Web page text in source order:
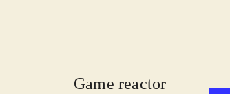
Game reactor